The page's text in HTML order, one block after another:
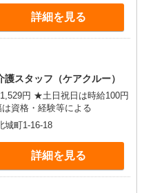
も賃金（時給）を支給 ※特定
/時間含む ※給与幅は資格・
詳細を見る
スタッフ（ケアクルー）
は時給100円
資格・経験等による
城町1-16-18
詳細を見る